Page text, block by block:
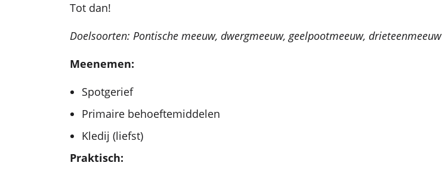
Tot dan!
Doelsoorten: Pontische meeuw, dwergmeeuw, geelpootmeeuw, drieteenmeeuw
Meenemen:
Spotgerief
Primaire behoeftemiddelen
Kledij (liefst)
Praktisch: